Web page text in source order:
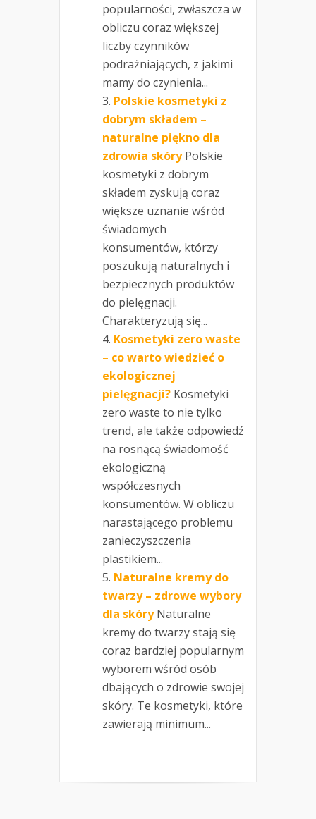
popularności, zwłaszcza w
obliczu coraz większej
liczby czynników
podrażniających, z jakimi
mamy do czynienia...
Polskie kosmetyki z
dobrym składem –
naturalne piękno dla
zdrowia skóry Polskie
kosmetyki z dobrym
składem zyskują coraz
większe uznanie wśród
świadomych
konsumentów, którzy
poszukują naturalnych i
bezpiecznych produktów
do pielęgnacji.
Charakteryzują się...
Kosmetyki zero waste
– co warto wiedzieć o
ekologicznej
pielęgnacji? Kosmetyki
zero waste to nie tylko
trend, ale także odpowiedź
na rosnącą świadomość
ekologiczną
współczesnych
konsumentów. W obliczu
narastającego problemu
zanieczyszczenia
plastikiem...
Naturalne kremy do
twarzy – zdrowe wybory
dla skóry Naturalne
kremy do twarzy stają się
coraz bardziej popularnym
wyborem wśród osób
dbających o zdrowie swojej
skóry. Te kosmetyki, które
zawierają minimum...